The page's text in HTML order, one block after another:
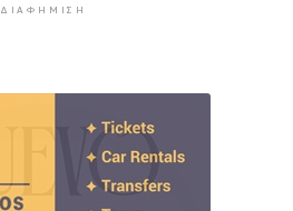
ΔΙΑΦΉΜΙΣΗ